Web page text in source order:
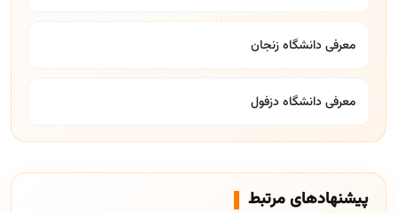
معرفی دانشگاه زنجان
معرفی دانشگاه دزفول
پیشنهادهای مرتبط